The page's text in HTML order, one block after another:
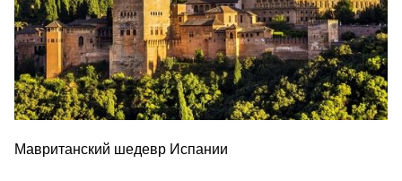
Мавританский шедевр Испании